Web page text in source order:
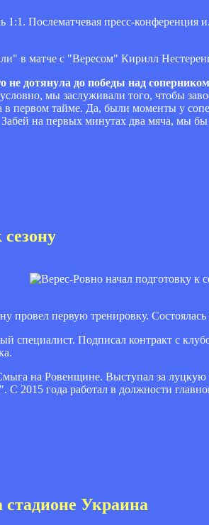
в матче с "Вересом" Кирилл
дотянула до победы над
мы заслуживали того, чтобы
в первом тайме. Да, были моменты у
на первых минутах два мяча, мы
провел первую тренировку.
специалист. Подписал контракт с
на Ровенщине. Выступал за
2015 года работал в должности
Украина